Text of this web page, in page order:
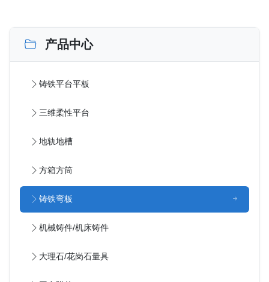
产品中心
铸铁平台平板
三维柔性平台
地轨地槽
方箱方筒
铸铁弯板
机械铸件/机床铸件
大理石/花岗石量具